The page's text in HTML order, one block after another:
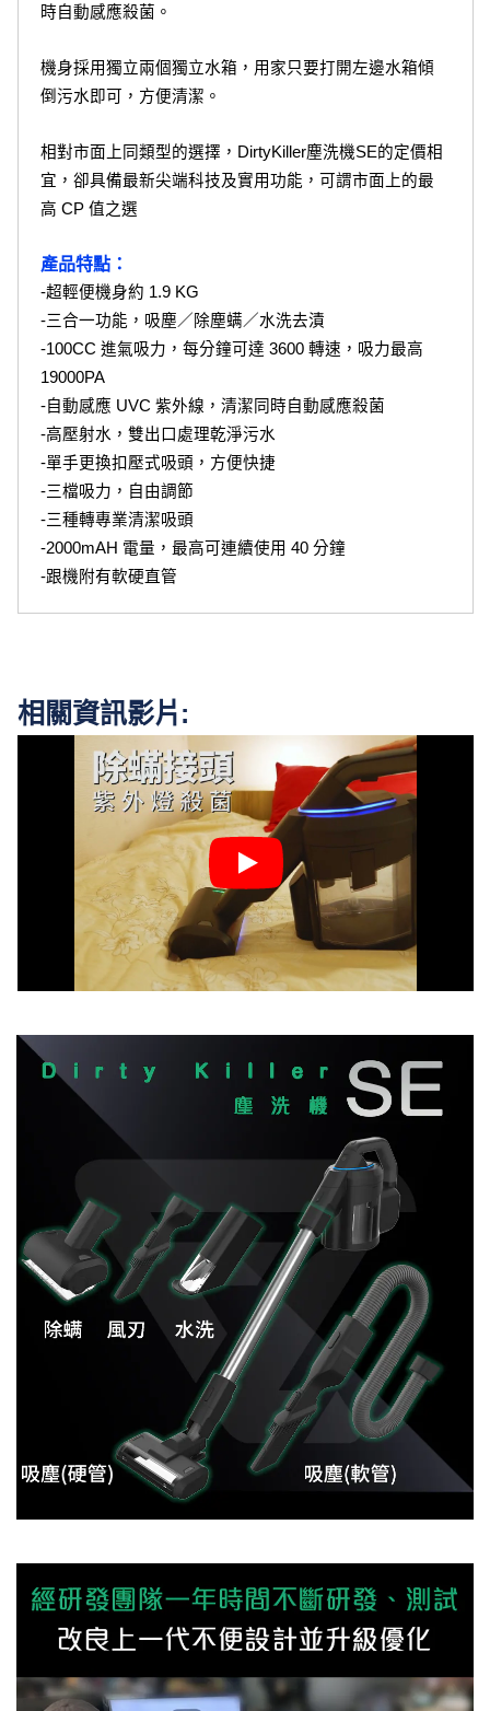
時自動感應殺菌。
機身採用獨立兩個獨立水箱，用家只要打開左邊水箱傾
倒污水即可，方便清潔。
相對市面上同類型的選擇，DirtyKiller塵洗機SE的定價相
宜，卻具備最新尖端科技及實用功能，可謂市面上的最
高 CP 值之選
產品特點：
-超輕便機身約 1.9 KG
-三合一功能，吸塵／除塵螨／水洗去漬
-100CC 進氣吸力，每分鐘可達 3600 轉速，吸力最高
19000PA
-自動感應 UVC 紫外線，清潔同時自動感應殺菌
-高壓射水，雙出口處理乾淨污水
-單手更換扣壓式吸頭，方便快捷
-三檔吸力，自由調節
-三種轉專業清潔吸頭
-2000mAH 電量，最高可連續使用 40 分鐘
-跟機附有軟硬直管
相關資訊影片: